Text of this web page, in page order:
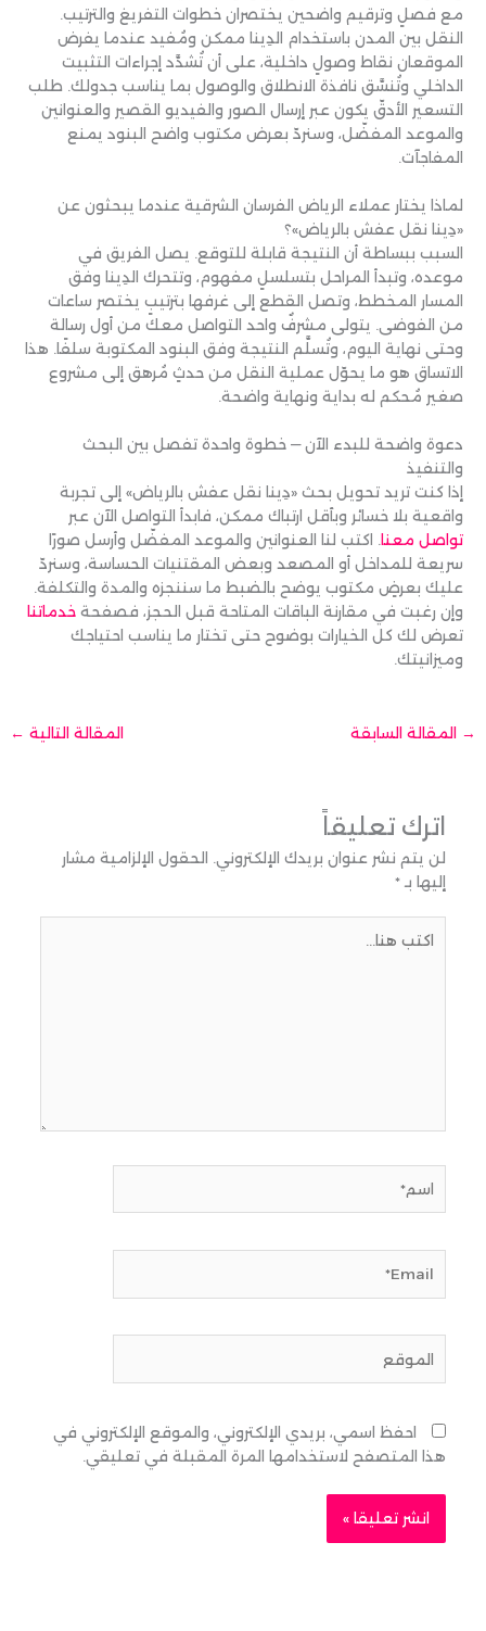
مع فصلٍ وترقيم واضحين يختصران خطوات التفريغ والترتيب.
النقل بين المدن باستخدام الدِينا ممكن ومُفيد عندما يفرض
الموقعان نقاط وصولٍ داخلية، على أن تُشدَّد إجراءات التثبيت
الداخلي وتُنسَّق نافذة الانطلاق والوصول بما يناسب جدولك. طلب
التسعير الأدقّ يكون عبر إرسال الصور والفيديو القصير والعنوانين
والموعد المفضّل، وسنردّ بعرض مكتوب واضح البنود يمنع
المفاجآت.
لماذا يختار عملاء الرياض الفرسان الشرقية عندما يبحثون عن
«دِينا نقل عفش بالرياض»؟
السبب ببساطة أن النتيجة قابلة للتوقع. يصل الفريق في
موعده، وتبدأ المراحل بتسلسلٍ مفهوم، وتتحرك الدِينا وفق
المسار المخطط، وتصل القطع إلى غرفها بترتيبٍ يختصر ساعات
من الفوضى. يتولى مشرفٌ واحد التواصل معك من أول رسالة
وحتى نهاية اليوم، وتُسلَّم النتيجة وفق البنود المكتوبة سلفًا. هذا
الاتساق هو ما يحوّل عملية النقل من حدثٍ مُرهق إلى مشروع
صغير مُحكم له بداية ونهاية واضحة.
دعوة واضحة للبدء الآن — خطوة واحدة تفصل بين البحث
والتنفيذ
إذا كنت تريد تحويل بحث «دِينا نقل عفش بالرياض» إلى تجربة
واقعية بلا خسائر وبأقل ارتباك ممكن، فابدأ التواصل الآن عبر
تواصل معنا. اكتب لنا العنوانين والموعد المفضّل وأرسل صورًا
سريعة للمداخل أو المصعد وبعض المقتنيات الحساسة، وسنردّ
عليك بعرضٍ مكتوب يوضح بالضبط ما سننجزه والمدة والتكلفة.
وإن رغبت في مقارنة الباقات المتاحة قبل الحجز، فصفحةخدماتنا
تعرض لك كل الخيارات بوضوح حتى تختار ما يناسب احتياجك
وميزانيتك.
→ المقالة السابقة المقالة التالية ←
اترك تعليقاً
لن يتم نشر عنوان بريدك الإلكتروني.
الحقول الإلزامية مشار
إليها بـ *
هنا...
احفظ اسمي، بريدي الإلكتروني، والموقع الإلكتروني في
هذا المتصفح لاستخدامها المرة المقبلة في تعليقي.